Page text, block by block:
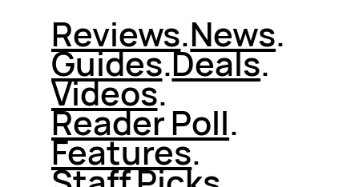
Reviews.News.
Guides.Deals.
Videos.
Reader Poll.
Features.